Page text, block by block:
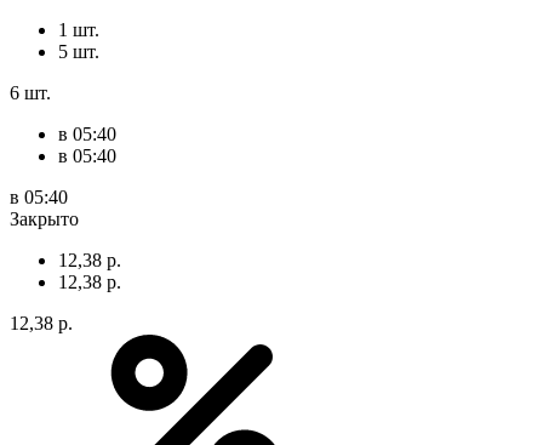
1 шт.
5 шт.
6 шт.
в 05:40
в 05:40
в 05:40
Закрыто
12,38 р.
12,38 р.
12,38 р.